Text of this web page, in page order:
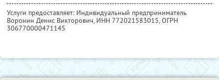
Услуги предоставляет: Индивидуальный предприниматель
Воронин Денис Викторович, ИНН 772021583015, ОГРН
306770000471145